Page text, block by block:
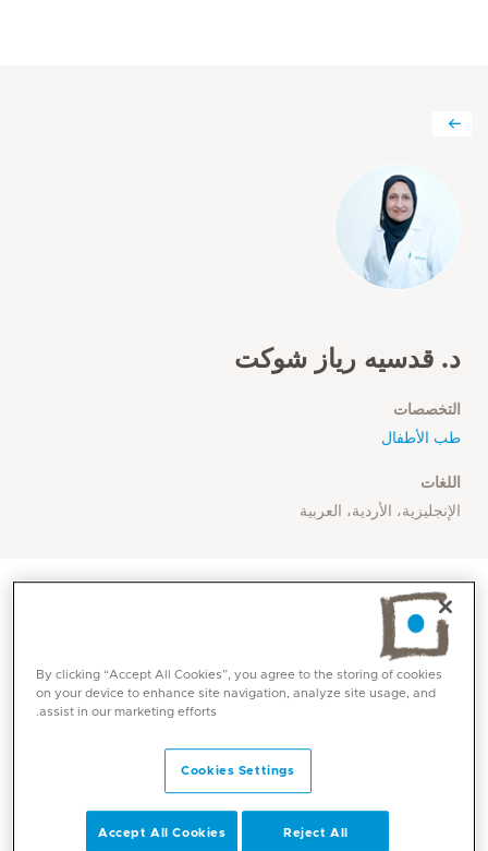
د. قدسيه رياز شوكت
التخصصات
طب الأطفال
اللغات
الإنجليزية، الأردية، العربية
المهارات الأساسية
By clicking “Accept All Cookies”, you agree to the storing of cookies
on your device to enhance site navigation, analyze site usage, and
assist in our marketing efforts.
Cookies Settings
Reject All
Accept All Cookies